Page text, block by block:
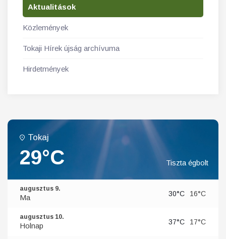
Aktualitások
Közlemények
Tokaji Hírek újság archívuma
Hirdetmények
Tokaj
29°C Tiszta égbolt
augusztus 9.
Ma 30°C 16°C
augusztus 10.
Holnap 37°C 17°C